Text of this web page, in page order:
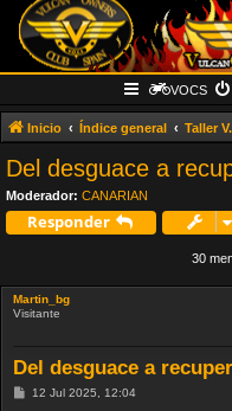
VOCS
Inicio Índice general Taller
Del desguace a
Moderador: CANARIAN
Responder
30
Martin_bg
Visitante
Del desguace a
M12 Jul 2025, 12:04